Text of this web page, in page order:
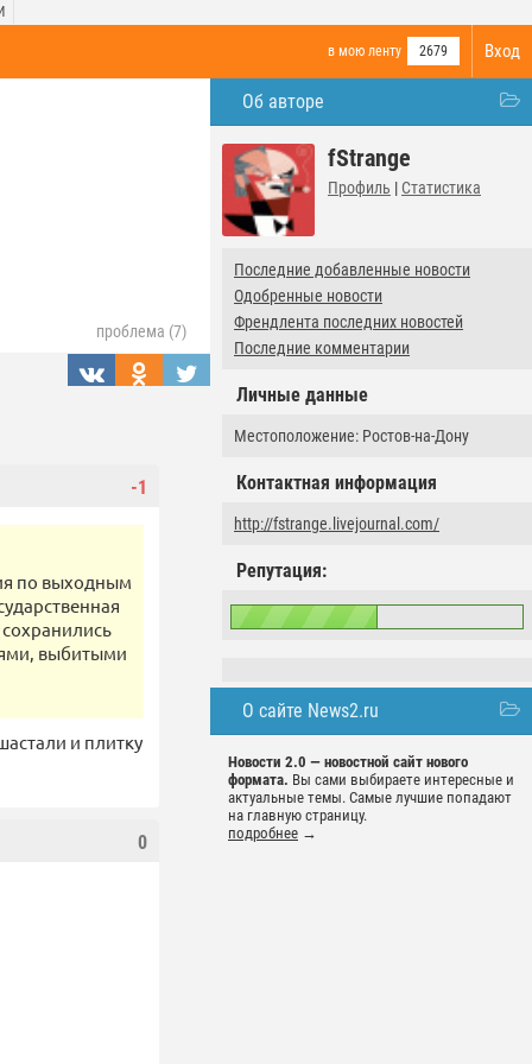
Вход
в мою ленту 2679
Об авторе
fStrange
Профиль | Статистика
Последние добавленные новости
Одобренные новости
Френдлента последних новостей
Последние комментарии
Личные данные
Местоположение: Ростов-на-Дону
Контактная информация
http://fstrange.livejournal.com/
Репутация:
О сайте News2.ru
Новости 2.0 — новостной сайт нового
формата. Вы сами выбираете интересные и
актуальные темы. Самые лучшие попадают
на главную страницу.
подробнее →
проблема (7)
-1
по выходным
выбитыми
и плитку
0